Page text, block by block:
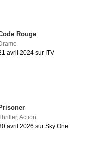
Rouge
Drame
avril 2024 sur ITV
Prisoner
,Action
avril 2026 sur Sky One